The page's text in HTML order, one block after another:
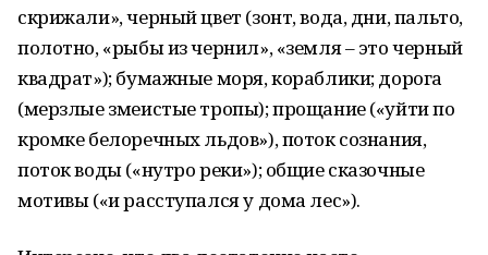
скрижали», черный цвет (зонт, вода, дни, пальто,
полотно, «рыбы из чернил», «земля – это черный
квадрат»); бумажные моря, кораблики; дорога
(мерзлые змеистые тропы); прощание («уйти по
кромке белоречных льдов»), поток сознания,
поток воды («нутро реки»); общие сказочные
мотивы («и расступался у дома лес»).